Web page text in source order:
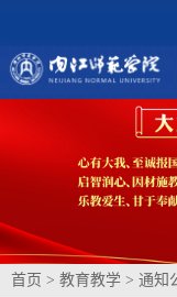
首页 > 教育教学 > 通知